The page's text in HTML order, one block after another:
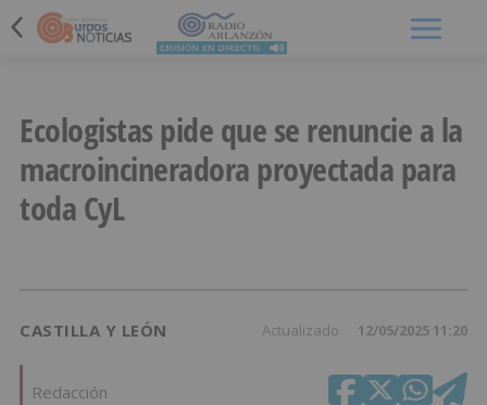
Ecologistas pide que se renuncie a la
macroincineradora proyectada para
toda CyL
CASTILLA Y LEÓN Actualizado 12/05/2025 11:20
Redacción